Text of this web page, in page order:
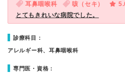
耳鼻咽喉科 咳（セキ）
とてもきれいな病院でした。
診療科目：
アレルギー科、耳鼻咽喉科
専門医・資格：